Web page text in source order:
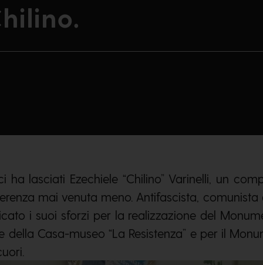
ha lasciati Ezechiele “Chilino” Varinelli, un
mai venuta meno. Antifascista,
i suoi sforzi per la realizzazione del
della Casa-museo “La Resistenza” e per il